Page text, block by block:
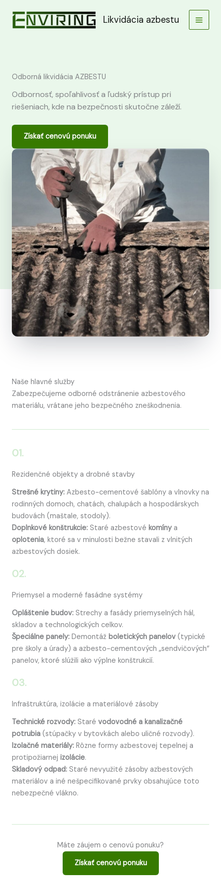
obsah
Likvidácia azbestu
Odborná likvidácia AZBESTU
Odbornosť, spoľahlivosť a ľudský prístup pri
riešeniach, kde na bezpečnosti skutočne záleží.
Získať cenovú ponuku
Naše hlavné služby
Zabezpečujeme odborné odstránenie azbestového
materiálu, vrátane jeho bezpečného zneškodnenia.
01.
Rezidenčné objekty a drobné stavby
Strešné krytiny: Azbesto-cementové šablóny a vlnovky na
rodinných domoch, chatách, chalupách a hospodárskych
budovách (maštale, stodoly).
Doplnkové konštrukcie: Staré azbestové komínya
oplotenia, ktoré sa v minulosti bežne stavali z vlnitých
azbestových dosiek.
02.
Priemysel a moderné fasádne systémy
Opláštenie budov: Strechy a fasády priemyselných hál,
skladov a technologických celkov.
Špeciálne panely: Demontáž boletických panelov (typické
pre školy a úrady) a azbesto-cementových „sendvičových“
panelov, ktoré slúžili ako výplne konštrukcií.
03.
Infraštruktúra, izolácie a materiálové zásoby
Technické rozvody: Staré vodovodné a kanalizačné
potrubia (stúpačky v bytovkách alebo uličné rozvody).
Izolačné materiály: Rôzne formy azbestovej tepelnej a
protipožiarnej izolácie.
Skladový odpad: Staré nevyužité zásoby azbestových
materiálov a iné nešpecifikované prvky obsahujúce toto
nebezpečné vlákno.
Máte záujem o cenovú ponuku?
Získať cenovú ponuku